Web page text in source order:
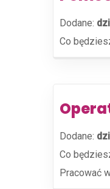
Dodane:
Co
Dodane:
Co
Pracować